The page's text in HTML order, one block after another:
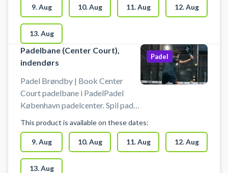
bat og købe bolde.
10 doublebaner indendørs samt 2
doublebaner udendørs i
forbindelse med padelcentret i
Brøndby. Udeover et stort antal
padelbaner tilbyder PadelPadel
København også padel træning,
hvor du kan møde dygtige
PadelPadel trænere i padelcentret
i Brøndby. Du kan låne bat i
centrets åbningstid.
9. Aug 10. Aug 11. Aug 12. Aug
13. Aug
Padelbane (Center Court),
indendørs
Padel Brøndby | Book Center
Court padelbane i PadelPadel
København padelcenter. Spil padel
PadelPadel. Udover
udendørsbaner og de 9 double- og
2 singlebaner, som du finder
indendørs hos Padel-Padel i
Padel
This product is available on these dates:
9. Aug 10. Aug 11. Aug 12. Aug
13. Aug